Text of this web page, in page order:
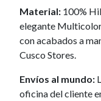
Material: 100%
elegante
con acabados a
Cusco Stores.
Envíos al mundo:
oficina del cliente